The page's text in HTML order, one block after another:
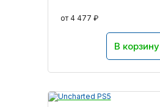
от 4 477 ₽
В корзину